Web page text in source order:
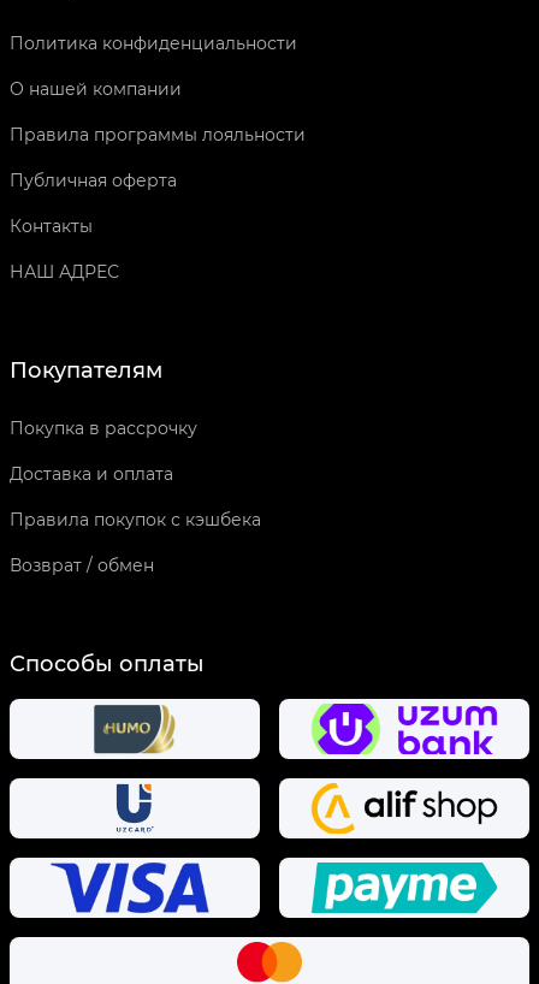
Политика конфиденциальности
О нашей компании
Правила программы лояльности
Публичная оферта
Контакты
НАШ АДРЕС
Покупателям
Покупка в рассрочку
Доставка и оплата
Правила покупок с кэшбека
Возврат / обмен
Способы оплаты